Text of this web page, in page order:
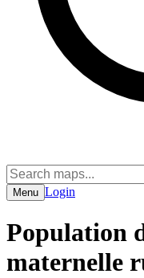
Menu Login
Population
maternelle